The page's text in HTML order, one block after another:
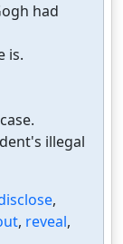
had
is.
illegal
,
, reveal,